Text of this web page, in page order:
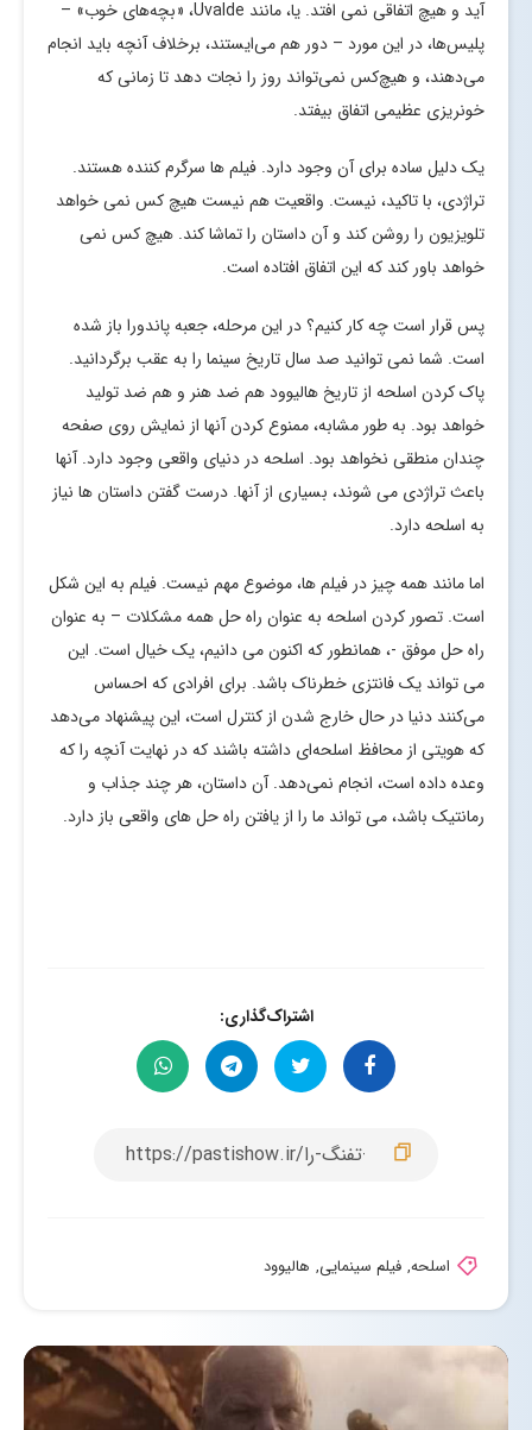
آید و هیچ اتفاقی نمی افتد. یا، مانند Uvalde، «بچه‌های خوب» –
پلیس‌ها، در این مورد – دور هم می‌ایستند، برخلاف آنچه باید انجام
می‌دهند، و هیچ‌کس نمی‌تواند روز را نجات دهد تا زمانی که
خونریزی عظیمی اتفاق بیفتد.
یک دلیل ساده برای آن وجود دارد. فیلم ها سرگرم کننده هستند.
تراژدی، با تاکید، نیست. واقعیت هم نیست هیچ کس نمی خواهد
تلویزیون را روشن کند و آن داستان را تماشا کند. هیچ کس نمی
خواهد باور کند که این اتفاق افتاده است.
پس قرار است چه کار کنیم؟ در این مرحله، جعبه پاندورا باز شده
است. شما نمی توانید صد سال تاریخ سینما را به عقب برگردانید.
پاک کردن اسلحه از تاریخ هالیوود هم ضد هنر و هم ضد تولید
خواهد بود. به طور مشابه، ممنوع کردن آنها از نمایش روی صفحه
چندان منطقی نخواهد بود. اسلحه در دنیای واقعی وجود دارد. آنها
باعث تراژدی می شوند، بسیاری از آنها. درست گفتن داستان ها نیاز
به اسلحه دارد.
اما مانند همه چیز در فیلم ها، موضوع مهم نیست. فیلم به این شکل
است. تصور کردن اسلحه به عنوان راه حل همه مشکلات – به عنوان
راه حل موفق -، همانطور که اکنون می دانیم، یک خیال است. این
می تواند یک فانتزی خطرناک باشد. برای افرادی که احساس
می‌کنند دنیا در حال خارج شدن از کنترل است، این پیشنهاد می‌دهد
که هویتی از محافظ اسلحه‌ای داشته باشند که در نهایت آنچه را که
وعده داده است، انجام نمی‌دهد. آن داستان، هر چند جذاب و
رمانتیک باشد، می تواند ما را از یافتن راه حل های واقعی باز دارد.
اشتراک‌گذاری:
اسلحه, فیلم سینمایی, هالیوود